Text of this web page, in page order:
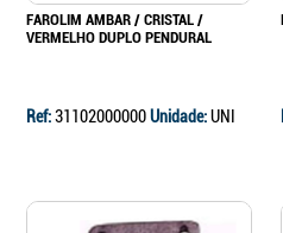
FAROLIM AMBAR / CRISTAL /
VERMELHO DUPLO PENDURAL
Ref:31102000000Unidade:UNI